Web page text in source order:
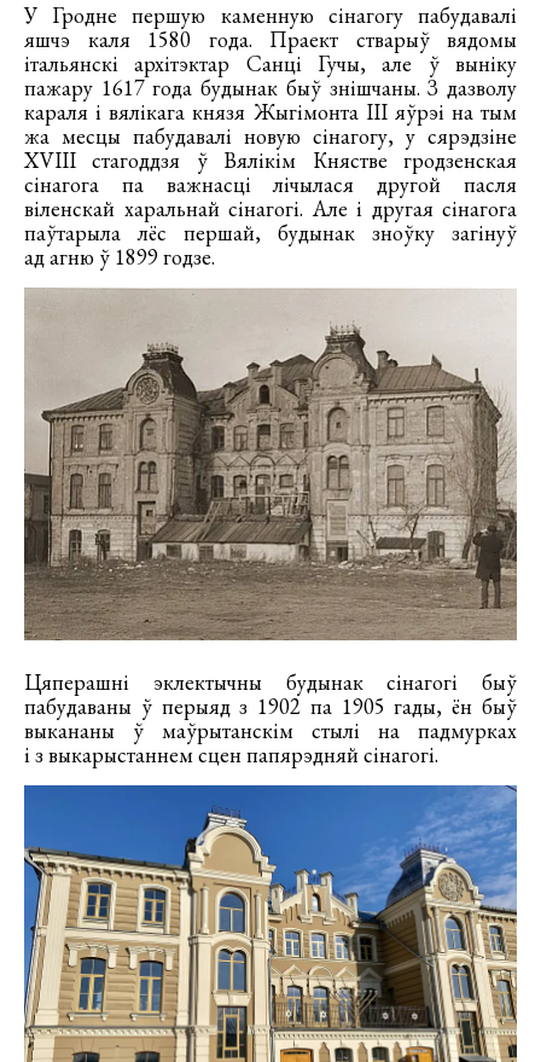
У Гродне першую каменную сінагогу пабудавалі
яшчэ каля 1580 года. Праект стварыў вядомы
італьянскі архітэктар Санці Гучы, але ў выніку
пажару 1617 года будынак быў знішчаны. З дазволу
караля і вялікага князя Жыгімонта ІІІ яўрэі на тым
жа месцы пабудавалі новую сінагогу, у сярэдзіне
XVIII стагоддзя ў Вялікім Княстве гродзенская
сінагога па важнасці лічылася другой пасля
віленскай харальнай сінагогі. Але і другая сінагога
паўтарыла лёс першай, будынак зноўку загінуў
ад агню ў 1899 годзе.
Цяперашні эклектычны будынак сінагогі быў
пабудаваны ў перыяд з 1902 па 1905 гады, ён быў
выкананы ў маўрытанскім стылі на падмурках
і з выкарыстаннем сцен папярэдняй сінагогі.